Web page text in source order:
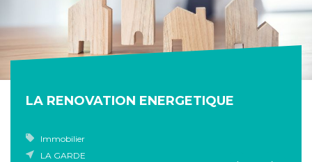
LA RENOVATION ENERGETIQUE
Immobilier
LA GARDE